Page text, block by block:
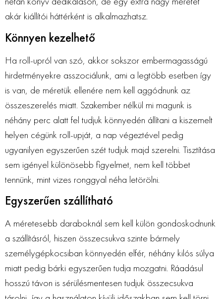
akár kiállítói háttérként is alkalmazhatsz.
Könnyen kezelhető
Ha roll-upról van szó, akkor sokszor embermagasságú
hirdetményekre asszociálunk, ami a legtöbb esetben így
is van, de méretük ellenére nem kell aggódnunk az
összeszerelés miatt. Szakember nélkül mi magunk is
néhány perc alatt fel tudjuk könnyedén állítani a kiszemelt
helyen cégünk roll-upját, a nap végeztével pedig
ugyanilyen egyszerűen szét tudjuk majd szerelni. Tisztítása
sem igényel különösebb figyelmet, nem kell többet
tennünk, mint vizes ronggyal néha letörölni.
Egyszerűen szállítható
A méretesebb daraboknál sem kell külön gondoskodnunk
a szállításról, hiszen összecsukva szinte bármely
személygépkocsiban könnyedén elfér, néhány kilós súlya
miatt pedig bárki egyszerűen tudja mozgatni. Ráadásul
hosszú távon is sérülésmentesen tudjuk összecsukva